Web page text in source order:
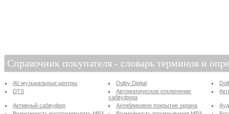
Справочник покупателя - словарь терминов и
AV музыкальные центры Dolby Digital
DTS
Автоматическое отключение
сабвуфера
Активный сабвуфер Антибликовое покрытие экрана